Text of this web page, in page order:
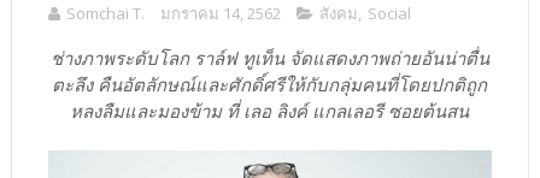
Somchai T. มกราคม 14, 2562 สังคม, Social
ช่างภาพระดับโลก ราล์ฟ ทูเท็น จัดแสดงภาพถ่ายอันน่าตื่น
ตะลึง คืนอัตลักษณ์และศักดิ์ศรีให้กับกลุ่มคนที่โดยปกติถูก
หลงลืมและมองข้าม ที่ เลอ ลิงค์ แกลเลอรี ซอยต้นสน